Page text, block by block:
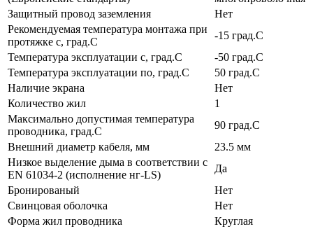
Защитный провод заземления
Нет
Рекомендуемая температура монтажа при
протяжке с, град.C
-15 град.C
Температура эксплуатации с, град.C
-50 град.C
Температура эксплуатации по, град.C
50 град.C
Наличие экрана
Нет
Количество жил
1
Максимально допустимая температура
проводника, град.C
90 град.C
Внешний диаметр кабеля, мм
23.5 мм
Низкое выделение дыма в соответствии с
EN 61034-2 (исполнение нг-LS)
Да
Бронированый
Нет
Свинцовая оболочка
Нет
Форма жил проводника
Круглая